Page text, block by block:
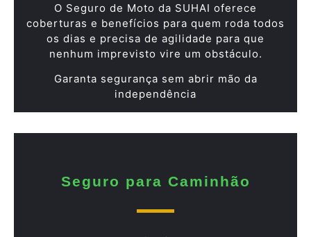
O Seguro de Moto da SUHAI oferece
coberturas e benefícios para quem roda todos
os dias e precisa de agilidade para que
nenhum imprevisto vire um obstáculo.
Garanta segurança sem abrir mão da
independência
Seguro para Caminhão